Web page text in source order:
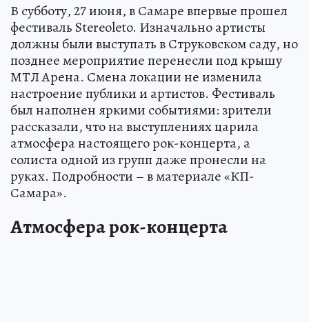
В субботу, 27 июня, в Самаре впервые прошел
фестиваль Stereoleto. Изначально артисты
должны были выступать в Струковском саду, но
позднее мероприятие перенесли под крышу
МТЛ Арена. Смена локации не изменила
настроение публики и артистов. Фестиваль
был наполнен яркими событиями: зрители
рассказали, что на выступлениях царила
атмосфера настоящего рок-концерта, а
солиста одной из групп даже пронесли на
руках. Подробности – в материале «КП-
Самара».
Атмосфера рок-концерта